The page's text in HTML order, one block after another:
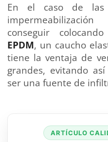
En el caso de las
conseguir
EPDM, un caucho
tiene la ventaja de
grandes, evitando
ser una fuente de
ARTÍCULO